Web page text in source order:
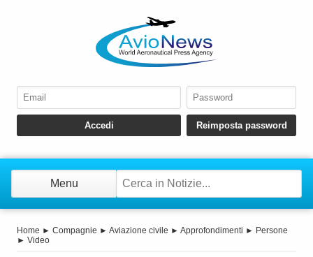
Menu
Home ► Compagnie ► Aviazione civile ► Approfondimenti ► Persone
► Video